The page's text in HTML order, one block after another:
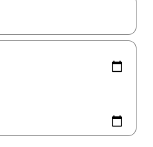
լինեն, սլաքների